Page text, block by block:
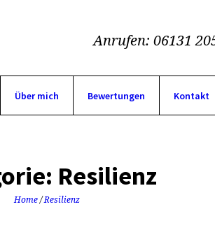
Anrufen: 06131
Über mich Bewertungen Kontakt
Resilienz
Home /Resilienz